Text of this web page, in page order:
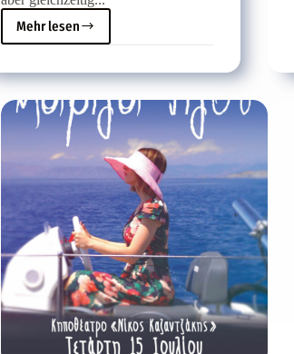
Mehr lesen
Alkinoos
Ioannidis
Solo
im
Gartentheater